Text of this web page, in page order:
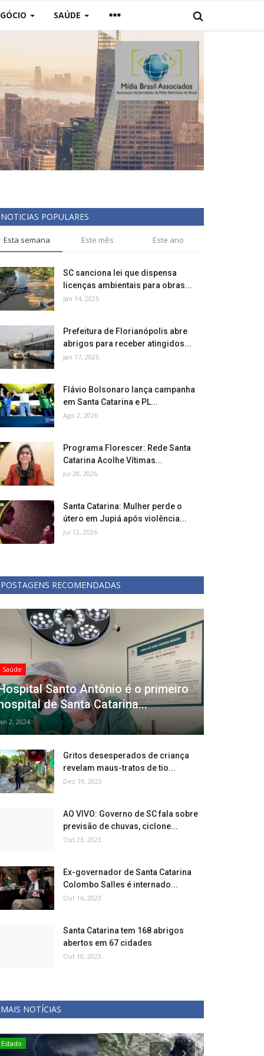
SAÚDE
NOTICIAS POPULARES
Esta semana Este mês Este ano
SC sanciona lei que dispensa
licenças ambientais para obras...
Jan 14, 2025
Prefeitura de Florianópolis abre
abrigos para receber atingidos...
Jan 17, 2025
Flávio Bolsonaro lança campanha
em Santa Catarina e PL...
Ago 2, 2026
Programa Florescer: Rede Santa
Catarina Acolhe Vítimas...
Jul 28, 2026
Santa Catarina: Mulher perde o
útero em Jupiá após violência...
Jul 12, 2026
POSTAGENS RECOMENDADAS
Saúde
Santo Antônio é o primeiro
de Santa Catarina...
2, 2024
Gritos desesperados de criança
revelam maus-tratos de tio...
Dez 19, 2023
AO VIVO: Governo de SC fala sobre
previsão de chuvas, ciclone...
Out 23, 2023
Ex-governador de Santa Catarina
Colombo Salles é internado...
Out 16, 2023
Santa Catarina tem 168 abrigos
abertos em 67 cidades
Out 10, 2023
MAIS NOTÍCIAS
Notícias